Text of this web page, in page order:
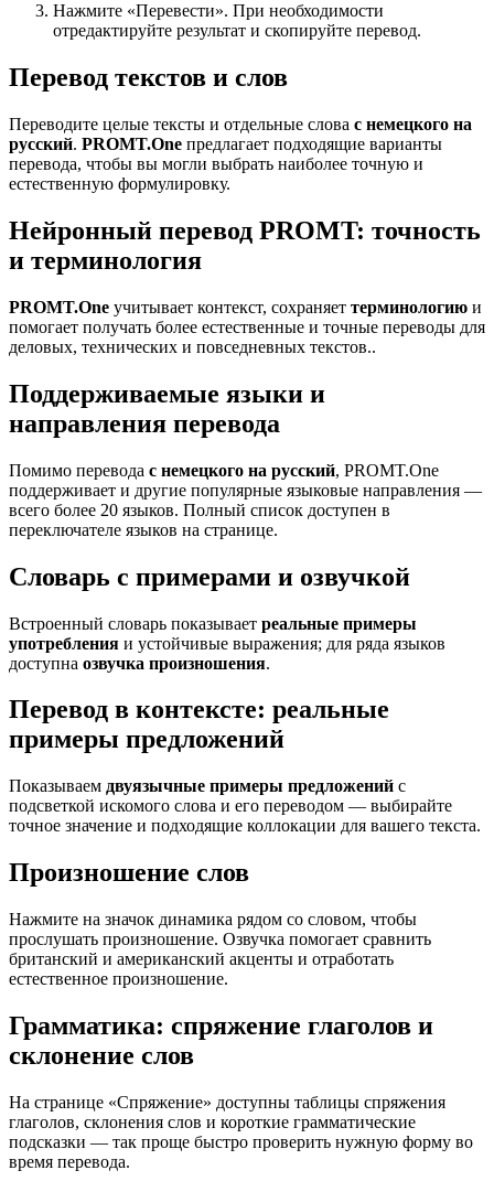
Нажмите «Перевести». При необходимости
отредактируйте результат и скопируйте перевод.
Перевод текстов и слов
Переводите целые тексты и отдельные слова с немецкого на
русский. PROMT.One предлагает подходящие варианты
перевода, чтобы вы могли выбрать наиболее точную и
естественную формулировку.
Нейронный перевод PROMT: точность
и терминология
PROMT.One учитывает контекст, сохраняет терминологию и
помогает получать более естественные и точные переводы для
деловых, технических и повседневных текстов..
Поддерживаемые языки и
направления перевода
Помимо перевода с немецкого на русский, PROMT.One
поддерживает и другие популярные языковые направления —
всего более 20 языков. Полный список доступен в
переключателе языков на странице.
Словарь с примерами и озвучкой
Встроенный словарь показывает реальные примеры
употребления и устойчивые выражения; для ряда языков
доступна озвучка произношения.
Перевод в контексте: реальные
примеры предложений
Показываем двуязычные примеры предложений с
подсветкой искомого слова и его переводом — выбирайте
точное значение и подходящие коллокации для вашего текста.
Произношение слов
Нажмите на значок динамика рядом со словом, чтобы
прослушать произношение. Озвучка помогает сравнить
британский и американский акценты и отработать
естественное произношение.
Грамматика: спряжение глаголов и
склонение слов
На странице «Спряжение» доступны таблицы спряжения
глаголов, склонения слов и короткие грамматические
подсказки — так проще быстро проверить нужную форму во
время перевода.